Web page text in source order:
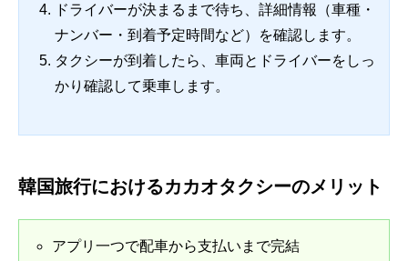
ドライバーが決まるまで待ち、詳細情報（車種・
ナンバー・到着予定時間など）を確認します。
タクシーが到着したら、車両とドライバーをしっ
かり確認して乗車します。
韓国旅行におけるカカオタクシーのメリット
アプリ一つで配車から支払いまで完結